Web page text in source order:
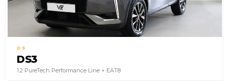
DS
DS3
1.2 PureTech Performance Line + EAT8